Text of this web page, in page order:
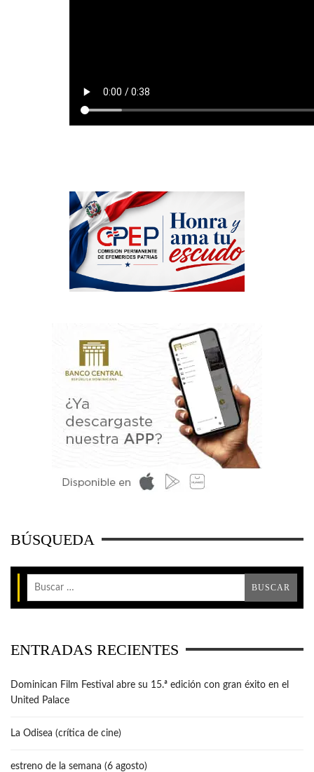
BÚSQUEDA
ENTRADAS RECIENTES
Dominican Film Festival abre su 15.ª edición con gran éxito en el
United Palace
La Odisea (crítica de cine)
estreno de la semana (6 agosto)